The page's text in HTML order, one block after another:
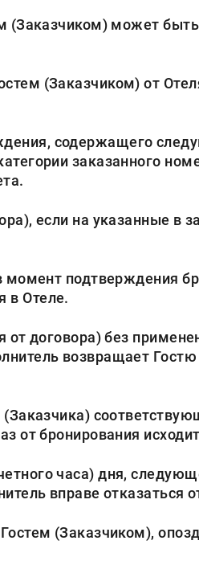
(Заказчиком) может
(Заказчиком) от
содержащего
заказанного
если на указанные в
момент подтверждения
в Отеле.
от договора) без
возвращает
от бронирования
часа) дня,
вправе отказаться
(Заказчиком),